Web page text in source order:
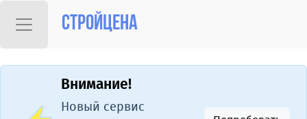
Стройцена
Внимание!
Новый сервис